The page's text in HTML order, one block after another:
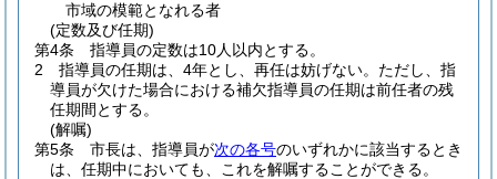
市域の模範となれる者
(定数及び任期)
第4条
指導員の定数は10人以内とする。
2
指導員の任期は、4年とし、再任は妨げない。 ただし、指
導員が欠けた場合における補欠指導員の任期は前任者の残
任期間とする。
(解嘱)
第5条
市長は、指導員が次の各号のいずれかに該当するとき
は、任期中においても、これを解嘱することができる。